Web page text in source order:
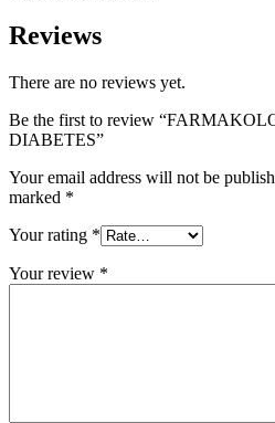
Reviews
There are no reviews yet.
Be the first to review
DIABETES”
Your email address will not be
marked *
Your rating *
Your review *